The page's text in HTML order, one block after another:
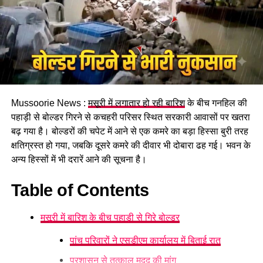
पढ़े धामी कैबिनेट के प्रमुख फैसले
GST संशोधित अध्यादेश को मंजूरी।
नैनीताल हाईकोर्ट के लिए हल्द्वानी गौलापार में 30 हेक्टेयर जमीन
देने का फैसला।
राज्य क्रीड़ा विश्वविद्यालय हल्द्वानी के लिए 122 पदों के सृजन को
जल जीवन मिशन में केंद्र की गाइडलाइंस लागू होंगी।
कुष्ठ रोग से पीड़ित व्यक्ति भी सहकारी समिति का सदस्य बन
मेरठ से हरिद्वार तक गंगा एक्सप्रेसवे विस्तार के लिए यूपी से
Mussoorie News :मसूरी में लगातार हो रही बारिशके बीच गनहिल की
पहाड़ी से बोल्डर गिरने से कचहरी परिसर स्थित सरकारी आवासों पर खतरा
बढ़ गया है। बोल्डरों की चपेट में आने से एक कमरे का बड़ा हिस्सा बुरी तरह
क्षतिग्रस्त हो गया, जबकि दूसरे कमरे की दीवार भी दोबारा ढह गई। भवन के
अन्य हिस्सों में भी दरारें आने की सूचना है।
Table of Contents
मसूरी में बारिश के बीच पहाड़ी से गिरे बोल्डर
पांच परिवारों ने एसडीएम कार्यालय में बिताई रात
प्रशासन से तत्काल मदद की मांग